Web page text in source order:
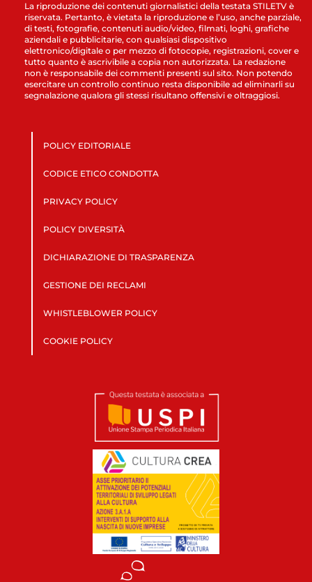
La riproduzione dei contenuti giornalistici della testata STILETV è
riservata. Pertanto, è vietata la riproduzione e l’uso, anche parziale,
di testi, fotografie, contenuti audio/video, filmati, loghi, grafiche
aziendali e pubblicitarie, con qualsiasi dispositivo
elettronico/digitale o per mezzo di fotocopie, registrazioni, cover e
tutto quanto è ascrivibile a copia non autorizzata. La redazione
non è responsabile dei commenti presenti sul sito. Non potendo
esercitare un controllo continuo resta disponibile ad eliminarli su
segnalazione qualora gli stessi risultano offensivi e oltraggiosi.
POLICY EDITORIALE
CODICE ETICO CONDOTTA
PRIVACY POLICY
POLICY DIVERSITÀ
DICHIARAZIONE DI TRASPARENZA
GESTIONE DEI RECLAMI
WHISTLEBLOWER POLICY
COOKIE POLICY